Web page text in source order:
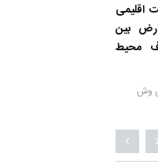
اقلیمی
بین
محیط
وش